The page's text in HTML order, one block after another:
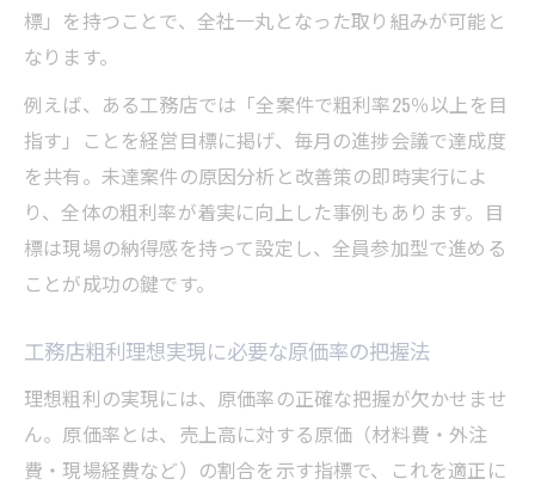
標」を持つことで、全社一丸となった取り組みが可能と
なります。
例えば、ある工務店では「全案件で粗利率25％以上を目
指す」ことを経営目標に掲げ、毎月の進捗会議で達成度
を共有。未達案件の原因分析と改善策の即時実行によ
り、全体の粗利率が着実に向上した事例もあります。目
標は現場の納得感を持って設定し、全員参加型で進める
ことが成功の鍵です。
工務店粗利理想実現に必要な原価率の把握法
理想粗利の実現には、原価率の正確な把握が欠かせませ
ん。原価率とは、売上高に対する原価（材料費・外注
費・現場経費など）の割合を示す指標で、これを適正に